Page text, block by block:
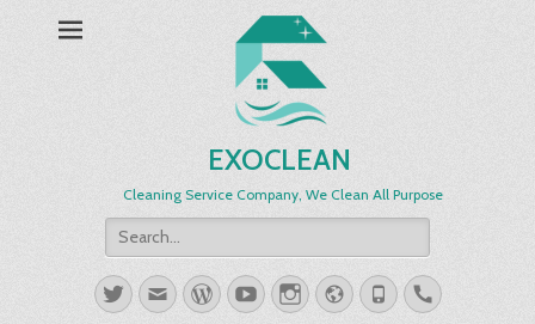
EXOCLEAN
Cleaning Service Company, We Clean All Purpose
Search
for:
TwitterEmailWordPress
YouTubeInstagram
Website
PhoneHandset